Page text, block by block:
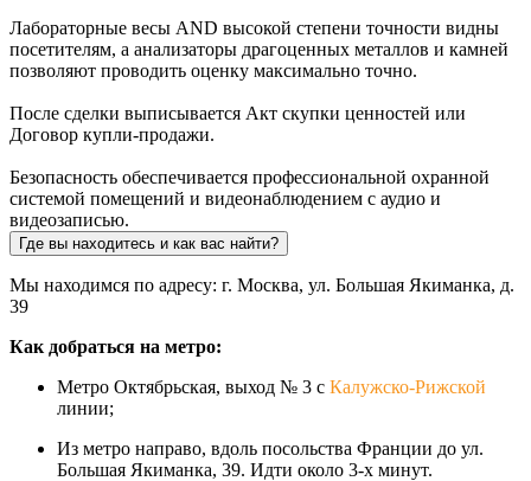
Лабораторные весы AND высокой степени точности видны
посетителям, а анализаторы драгоценных металлов и камней
позволяют проводить оценку максимально точно.
После сделки выписывается Акт скупки ценностей или
Договор купли-продажи.
Безопасность обеспечивается профессиональной охранной
системой помещений и видеонаблюдением с аудио и
видеозаписью.
Где вы находитесь и как вас найти?
Мы находимся по адресу: г. Москва, ул. Большая Якиманка, д.
39
Как добраться на метро:
Метро Октябрьская, выход № 3 с Калужско-Рижской
линии;
Из метро направо, вдоль посольства Франции до ул.
Большая Якиманка, 39. Идти около 3-х минут.